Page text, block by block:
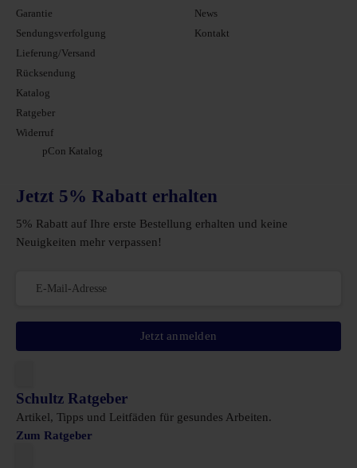
Garantie
Sendungsverfolgung
Lieferung/Versand
Rücksendung
Katalog
Ratgeber
Widerruf
pCon Katalog
News
Kontakt
Jetzt 5% Rabatt erhalten
5% Rabatt auf Ihre erste Bestellung erhalten und keine
Neuigkeiten mehr verpassen!
Jetzt anmelden
Schultz Ratgeber
Artikel, Tipps und Leitfäden für gesundes Arbeiten.
Zum Ratgeber